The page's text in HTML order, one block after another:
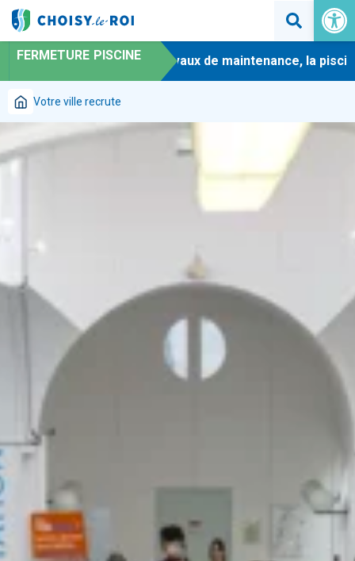
Ouvrir
FERMETURE PISCINE
-En raison de travaux de maintenance, la piscine
Votre ville recrute